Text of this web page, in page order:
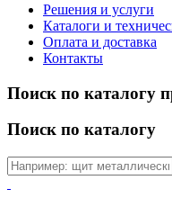
Решения и услуги
Каталоги и
Оплата и доставка
Контакты
Поиск по каталогу
Поиск по каталогу